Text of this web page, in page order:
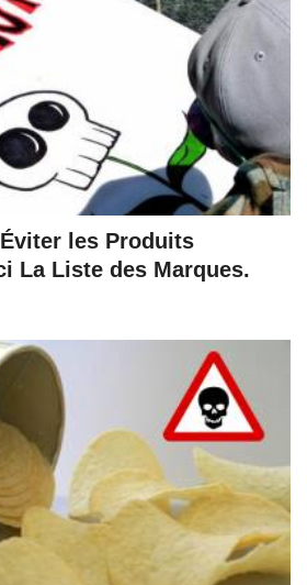
les Produits
La Liste des Marques.